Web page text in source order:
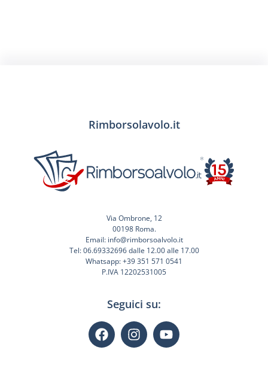
Rimborsolavolo.it
Via Ombrone, 12
00198 Roma.
Email: info@rimborsoalvolo.it
Tel: 06.69332696 dalle 12.00 alle 17.00
Whatsapp: +39 351 571 0541
P.IVA 12202531005
Seguici su: